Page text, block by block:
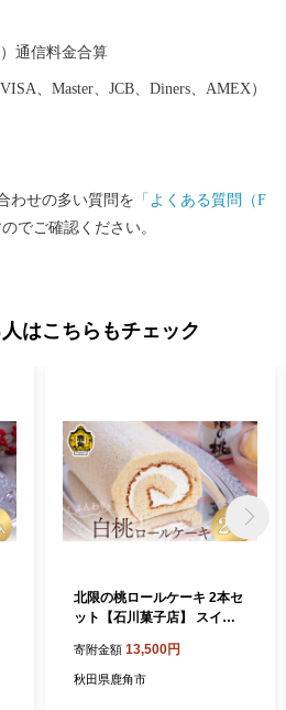
通信料金合算
、Master、JCB、Diners、AMEX）
わせの多い質問を 「よくある質問（F
でご確認ください。
はこちらもチェック
北限の桃ロールケーキ 2本セ
ット【石川菓子店】 スイー
ホワイトデー 完熟 国産桃 お
中元 お歳暮 母の日 父の日 贈
寄附金額 13,500円
秋田県鹿角市